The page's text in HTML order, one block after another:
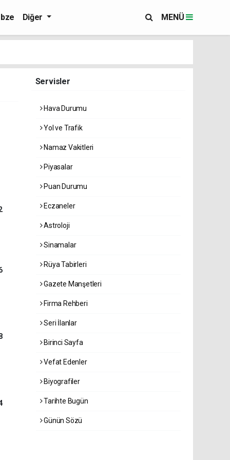
Diğer MENÜ
Servisler
Hava Durumu
Yol ve Trafik
Namaz Vakitleri
Piyasalar
Puan Durumu
Eczaneler
Astroloji
Sinamalar
Rüya Tabirleri
Gazete Manşetleri
Firma Rehberi
Seri İlanlar
Birinci Sayfa
Vefat Edenler
Biyografiler
Tarihte Bugün
Günün Sözü